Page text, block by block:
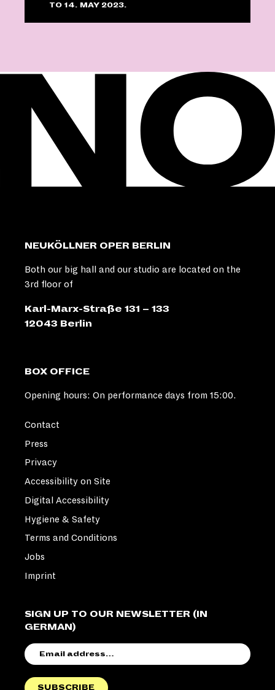
TO 14. MAY 2023.
NEUKÖLLNER OPER BERLIN
Both our big hall and our studio are located on the
3rd floor of
Karl-Marx-Straße 131 – 133
12043 Berlin
BOX OFFICE
Opening hours: On performance days from 15:00.
SIGN UP TO OUR NEWSLETTER (IN
GERMAN)
ADDRESS
SUBSCRIBE
Contact
Press
Privacy
Accessibility on Site
Digital Accessibility
Hygiene & Safety
Terms and Conditions
Jobs
Imprint